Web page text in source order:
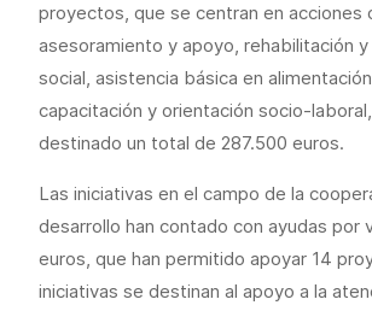
proyectos, que se centran en acciones
asesoramiento y apoyo, rehabilitación y
social, asistencia básica en
capacitación y orientación socio-
destinado un total de 287.500 euros.
Las iniciativas en el campo de la
desarrollo han contado con ayudas por
euros, que han permitido apoyar 14
iniciativas se destinan al apoyo a la